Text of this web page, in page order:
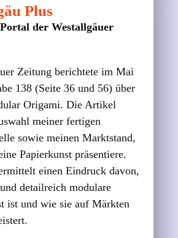
Plus
der Westallgäuer
Zeitung berichtete im Mai
138 (Seite 36 und 56) über
Origami. Die Artikel
meiner fertigen
sowie meinen Marktstand,
Papierkunst präsentiere.
einen Eindruck davon,
detailreich modulare
ist und wie sie auf Märkten